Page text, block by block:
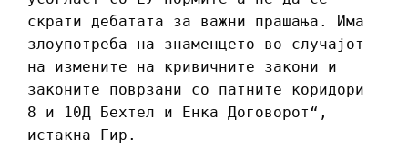
скрати дебатата за важни прашања. Има
злоупотреба на знаменцето во случајот
на измените на кривичните закони и
законите поврзани со патните коридори
8 и 10Д Бехтел и Енка Договорот“,
истакна Гир.